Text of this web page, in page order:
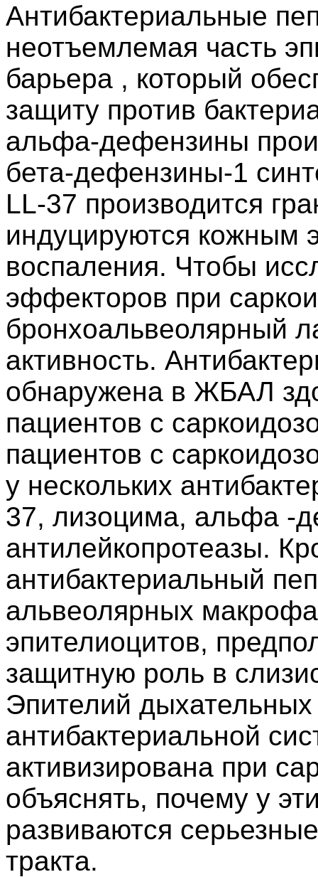
Антибактериальные
неотъемлемая часть
барьера , который
защиту против
альфа-дефензины
бета-дефензины-1
LL-37 производится
индуцируются кожным
воспаления. Чтобы
эффекторов при
бронхоальвеолярный
активность.
обнаружена в ЖБАЛ
пациентов с
пациентов с
у нескольких
37, лизоцима, альфа -
антилейкопротеазы.
антибактериальный
альвеолярных
эпителиоцитов,
защитную роль в
Эпителий
антибактериальной
активизирована при
объяснять, почему у
развиваются
тракта.